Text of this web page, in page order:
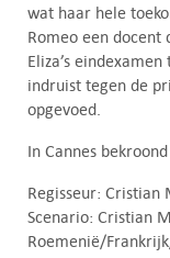
wat haar hele
Romeo een docent
Eliza’s
indruist tegen de
opgevoed.
In Cannes
Regisseur: Cristian
Scenario: Cristian
Roemenië/